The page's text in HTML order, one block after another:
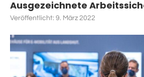
Ausgezeichnete
Veröffentlicht: 9. März 2022